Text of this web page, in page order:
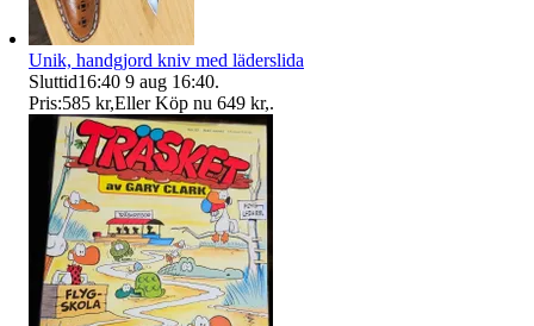
Unik, handgjord kniv med läderslida
Sluttid16:40 9 aug 16:40.
Pris:585 kr,Eller Köp nu 649 kr,.